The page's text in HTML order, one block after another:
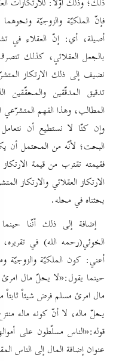
فإنّ الملكيّة والزوجيّة
أصيلة، أي: إنّ العقلاء في
بالجعل العقلائي، كذلك
نضيف إلى ذلك الارتكاز
تدقيق المدقّقين
المطالب، وهذا الفهم
وإن كنّا لا نستطيع أن
البحت؛ لأنّه من المحتمل أن
فقيمته تقترب من قيمة
الارتكاز العقلائي والارتكاز
بحثناه في محله.
إضافة إلى ذلك أنّنا
الخوئي(رحمه الله) في
أعني: كون الملكيّة والزوجيّة
حينما يقول:«لا يحلّ مال
مال امرئ مسلم فرض شيئاً
يحلّ ماله، لا أنّ كونه ماله
قوله:«الناس مسلّطون على
عنوان إضافة المال إلى الناس